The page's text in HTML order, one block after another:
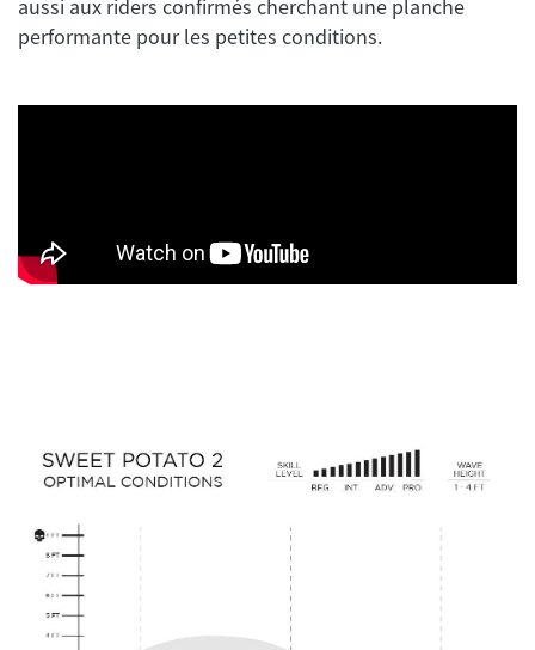
aussi aux riders confirmés cherchant une planche
performante pour les petites conditions.